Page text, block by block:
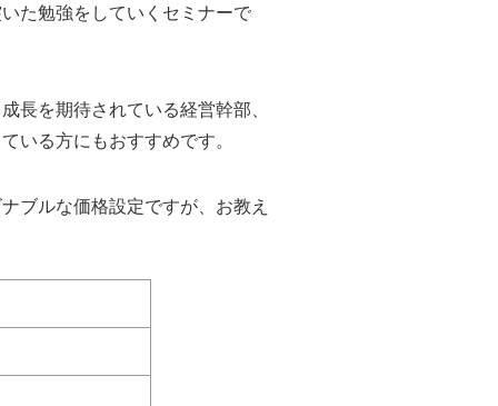
た勉強をしていくセミナーで
長を期待されている経営幹部、
いる方にもおすすめです。
ブルな価格設定ですが、お教え